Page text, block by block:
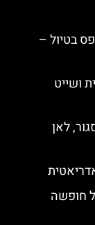
בטיול –
ושייט
לאן
חופשה